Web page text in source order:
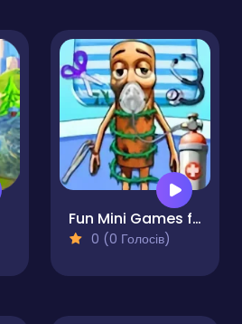
Fun Mini Games for Kids
0 (0 Голосів)